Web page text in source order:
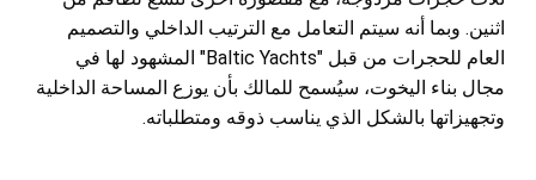
اثنين. وبما أنه سيتم التعامل مع الترتيب الداخلي والتصميم
العام للحجرات من قبل "Baltic Yachts" المشهود لها في
مجال بناء اليخوت، سيُسمح للمالك بأن يوزع المساحة الداخلية
وتجهيزاتها بالشكل الذي يناسب ذوقه ومتطلباته.